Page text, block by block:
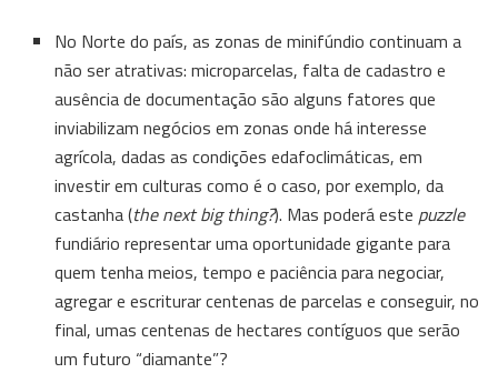
No Norte do país, as zonas de minifúndio continuam a
não ser atrativas: microparcelas, falta de cadastro e
ausência de documentação são alguns fatores que
inviabilizam negócios em zonas onde há interesse
agrícola, dadas as condições edafoclimáticas, em
investir em culturas como é o caso, por exemplo, da
castanha (the next big thing?). Mas poderá este puzzle
fundiário representar uma oportunidade gigante para
quem tenha meios, tempo e paciência para negociar,
agregar e escriturar centenas de parcelas e conseguir, no
final, umas centenas de hectares contíguos que serão
um futuro “diamante”?